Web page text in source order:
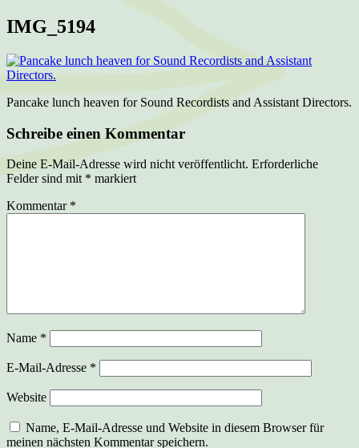
IMG_5194
Pancake lunch heaven for Sound Recordists and Assistant Directors.
Schreibe einen Kommentar
Deine E-Mail-Adresse wird nicht veröffentlicht. Erforderliche
Felder sind mit * markiert
Kommentar *
Name *
E-Mail-Adresse *
Website
Name, E-Mail-Adresse und Website in diesem Browser für
meinen nächsten Kommentar speichern.